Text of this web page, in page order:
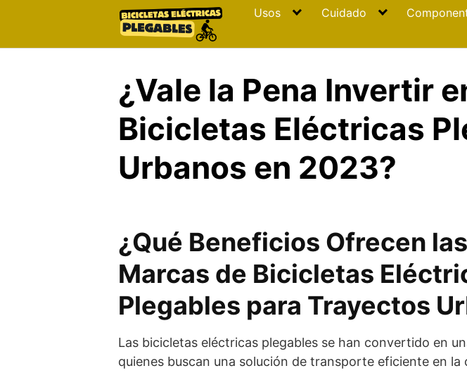
Usos Cuidado
¿Vale la Pena Invertir
Bicicletas Eléctricas
Urbanos en 2023?
¿Qué Beneficios Ofrecen
Marcas de Bicicletas
Plegables para Trayectos
Las bicicletas eléctricas plegables se han convertido en
quienes buscan una solución de transporte eficiente en la